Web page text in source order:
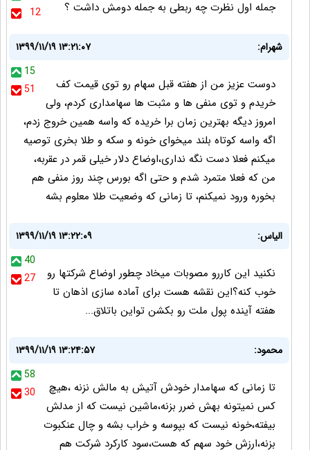
12
جمله اول نظرت چه ربطی به جمله دومش داشت ؟
شهرام:
۱۳۹۹/۱۱/۱۹ ۱۳:۲۱:۰۷
15
51
دوست عزیز من از هفته قبل سهام رو توی قیمت کف
خریدم و توی منفی ها و مثبت ها سهامداری کردم، ولی
امروز دیگه بهترین زمان برا خریده که واسه همین خروج زدم،
اگه واسه کوتاه بلند میخوای خونه و سکه و طلا بخری توصیه
میکنم فعلا دست نگه نداری،اوضاع دلار خیلی قمر در عقربه،
من که فعلا متمرد شدم و حتی اگه بورس چند روز منفی هم
بخوره ورود نمیکنم، تا زمانی که وضعیت طلا معلوم بشه
الیاس:
۱۳۹۹/۱۱/۱۹ ۱۳:۲۲:۰۹
40
27
نکنید این کاررو مصوبات میخاد چطور اوضاع شرکتها رو
خوب کنه؟این نقشه هست برای آماده سازی اذهان تا
هفته آینده پول ملت رو بکشن تواین باتلاق...
محمود:
۱۳۹۹/۱۱/۱۹ ۱۳:۲۴:۵۷
58
30
تا زمانی که سهامدار خودش آتیش به مالش نزنه ،هیچ
کس نمیتونه بهش ضرر بزنه،ماشین نیست که از مدلش
بیفته،خونه نیست که بپوسه و خراب بشه و چال عنکبوت
بزنه،ارزش خود سهم که هست،سود کارکرد شرکت هم